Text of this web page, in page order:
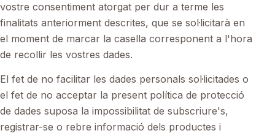
vostre consentiment atorgat per dur a terme les
finalitats anteriorment descrites, que se sol·licitarà en
el moment de marcar la casella corresponent a l'hora
de recollir les vostres dades.
El fet de no facilitar les dades personals sol·licitades o
el fet de no acceptar la present política de protecció
de dades suposa la impossibilitat de subscriure's,
registrar-se o rebre informació dels productes i